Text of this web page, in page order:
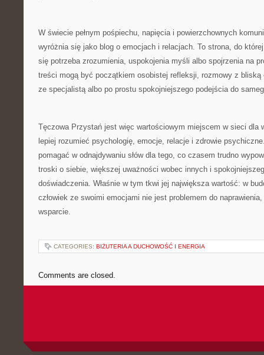
W świecie pełnym pośpiechu, napięcia i powierzchownych
wyróżnia się jako blog o emocjach i relacjach. To strona, do
się potrzeba zrozumienia, uspokojenia myśli albo spojrzenia na
treści mogą być początkiem osobistej refleksji, rozmowy z
ze specjalistą albo po prostu spokojniejszego podejścia do
Tęczowa Przystań jest więc wartościowym miejscem w sieci dla
lepiej rozumieć psychologię, emocje, relacje i zdrowie
pomagać w odnajdywaniu słów dla tego, co czasem trudno
troski o siebie, większej uważności wobec innych i
doświadczenia. Właśnie w tym tkwi jej największa wartość: w
człowiek ze swoimi emocjami nie jest problemem do
wsparcie.
CATEGORIES: BIŻUTERIA A DUCHOWOŚĆ I ENERGIA
Comments are closed.